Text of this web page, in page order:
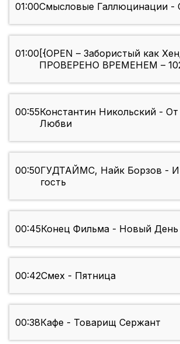
01:00Смысловые Галлюцинации -
01:00 [{OPEN – Забористый как
ПРОВЕРЕНО ВРЕМЕНЕМ –
00:55Константин Никольский -
Любви
00:50ГУДТАЙМС, Найк Борзов -
гость
00:45Конец Фильма - Новый День
00:42Смех - Пятница
00:38Кафе - Товарищ Сержант